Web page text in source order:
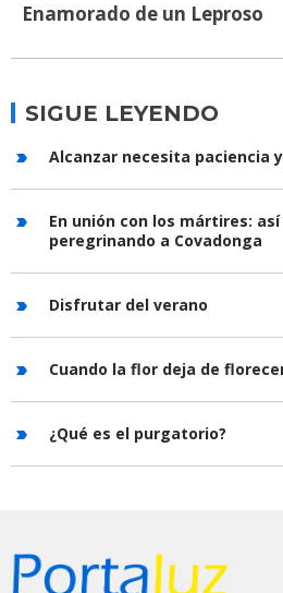
Enamorado de un Leproso
SIGUE LEYENDO
Alcanzar necesita paciencia
En unión con los mártires:
peregrinando a Covadonga
Disfrutar del verano
Cuando la flor deja de
¿Qué es el purgatorio?